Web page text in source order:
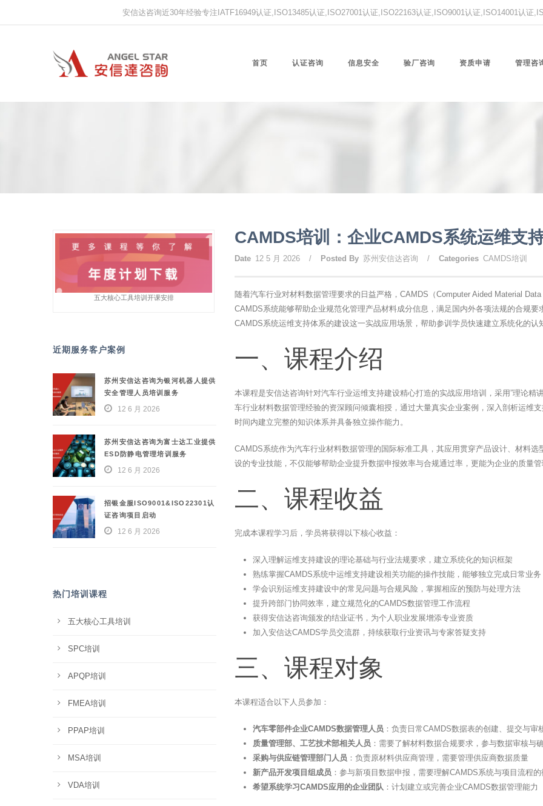
安信达咨询近30年经验专注IATF16949认证,ISO13485认证,ISO27001认证,ISO22163认证,ISO9001认证,ISO14001认证
首页 认证咨询 信息安全 验厂咨询 资质申请 管理咨
CAMDS培训：企业CAMDS系统运维支
Date 12 5 月 2026 / Posted By 苏州安信达咨询 / Categories CAMDS培训
随着汽车行业对材料数据管理要求的日益严格，CAMDS（Computer Aided Material
CAMDS系统能够帮助企业规范化管理产品材料成分信息，满足国内外各项法规的合规
CAMDS系统运维支持体系的建设这一实战应用场景，帮助参训学员快速建立系统化的认
一、课程介绍
本课程是安信达咨询针对汽车行业运维支持建设精心打造的实战应用培训，采用”理论
车行业材料数据管理经验的资深顾问倾囊相授，通过大量真实企业案例，深入剖析运维
时间内建立完整的知识体系并具备独立操作能力。
CAMDS系统作为汽车行业材料数据管理的国际标准工具，其应用贯穿产品设计、材料
设的专业技能，不仅能够帮助企业提升数据申报效率与合规通过率，更能为企业的质量管
二、课程收益
完成本课程学习后，学员将获得以下核心收益：
深入理解运维支持建设的理论基础与行业法规要求，建立系统化的知识框架
熟练掌握CAMDS系统中运维支持建设相关功能的操作技能，能够独立完成日常业务
学会识别运维支持建设中的常见问题与合规风险，掌握相应的预防与处理方法
提升跨部门协同效率，建立规范化的CAMDS数据管理工作流程
获得安信达咨询颁发的结业证书，为个人职业发展增添专业资质
加入安信达CAMDS学员交流群，持续获取行业资讯与专家答疑支持
三、课程对象
本课程适合以下人员参加：
汽车零部件企业CAMDS数据管理人员 ：负责日常CAMDS数据表的创建、提交与审
质量管理部、工艺技术部相关人员 ：需要了解材料数据合规要求，参与数据审核与
采购与供应链管理部门人员 ：负责原材料供应商管理，需要管理供应商数据质量
新产品开发项目组成员 ：参与新项目数据申报，需要理解CAMDS系统与项目流程的
希望系统学习CAMDS应用的企业团队 ：计划建立或完善企业CAMDS数据管理能力
五大核心工具培训开课安排
近期服务客户案例
苏州安信达咨询为银河机器人提供
安全管理人员培训服务
12 6 月 2026
苏州安信达咨询为富士达工业提供
ESD防静电管理培训服务
12 6 月 2026
招银金服ISO9001&ISO22301认
证咨询项目启动
12 6 月 2026
热门培训课程
五大核心工具培训
SPC培训
APQP培训
FMEA培训
PPAP培训
MSA培训
VDA培训